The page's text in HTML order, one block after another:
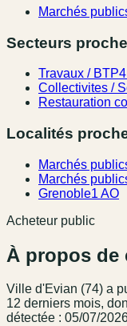
Marchés
Secteurs
Travaux / BTP
Collectivites /
Restauration
Localités
Marchés
Marchés
Grenoble1 AO
Acheteur public
À propos de
Ville d'Evian (74) a
12 derniers mois,
détectée : 05/07/